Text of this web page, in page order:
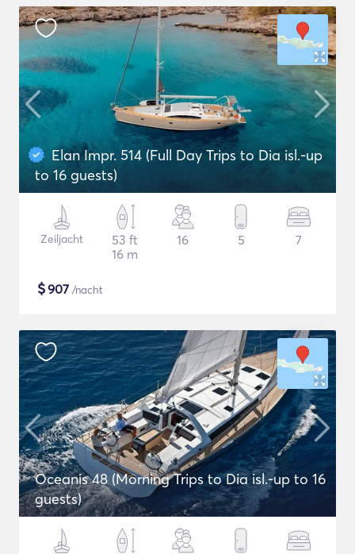
Elan Impr. 514 (Full Day Trips to Dia isl.-up
to 16 guests)
Zeiljacht
53 ft
16 m
16 5 7
$907 /nacht
Oceanis 48 (Morning Trips to Dia isl.-up to 16
guests)